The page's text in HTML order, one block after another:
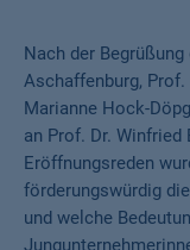
Nach der
Aschaffenburg, Prof.
Marianne Hock-
an Prof. Dr. Winfried
Eröffnungsreden
förderungswürdig
und welche